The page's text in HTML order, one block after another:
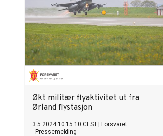
Økt militær flyaktivitet ut fra
Ørland flystasjon
3.5.2024 10:15:10 CEST
Forsvaret
Pressemelding